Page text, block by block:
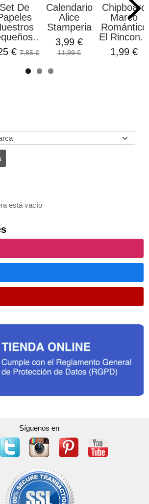
está vacío
Set De
€ 7,85 €
Calendario
Alice
Stamperia
3,99 €
11,99 €
Chipboard
Marco
Romántico
El Rincon...
1,99 €
Síguenos en